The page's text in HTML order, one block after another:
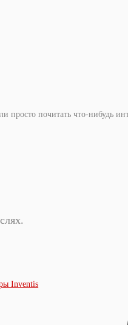
просто почитать что-нибудь
Inventis